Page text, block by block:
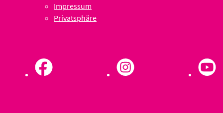
Impressum
Privatsphäre